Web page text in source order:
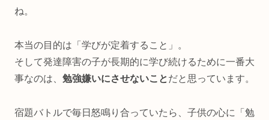
ね。
本当の目的は「学びが定着すること」。
そして発達障害の子が長期的に学び続けるために一番大
事なのは、 勉強嫌いにさせないことだと思っています。
宿題バトルで毎日怒鳴り合っていたら、子供の心に「勉